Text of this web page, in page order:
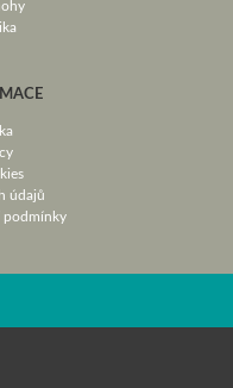
údajů
podmínky